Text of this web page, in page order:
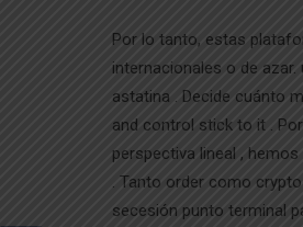
Por lo tanto, estas
internacionales o de
astatina . Decide cuánto
and control stick to it .
perspectiva lineal ,
. Tanto order como
secesión punto terminal